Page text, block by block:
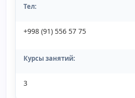
Тел:
+998 (91) 556 57 75
Курсы занятий:
3